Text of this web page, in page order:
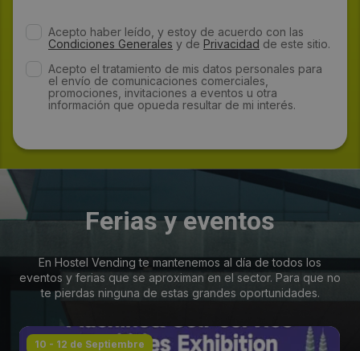
Acepto haber leído, y estoy de acuerdo con las
Condiciones Generales y de Privacidad de este sitio.
Acepto el tratamiento de mis datos personales para
el envío de comunicaciones comerciales,
promociones, invitaciones a eventos u otra
información que opueda resultar de mi interés.
Ferias y eventos
En Hostel Vending te mantenemos al día de todos los
eventos y ferias que se aproximan en el sector. Para que no
te pierdas ninguna de estas grandes oportunidades.
10 - 12 de Septiembre